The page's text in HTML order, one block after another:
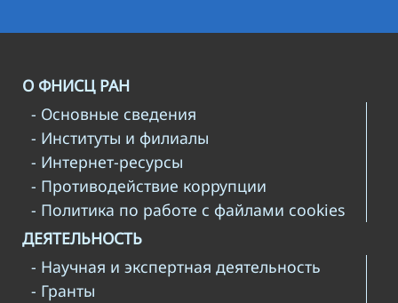
О ФНИСЦ РАН
- Основные сведения
- Институты и филиалы
- Интернет-ресурсы
- Противодействие коррупции
- Политика по работе с файлами cookies
ДЕЯТЕЛЬНОСТЬ
- Научная и экспертная деятельность
- Гранты